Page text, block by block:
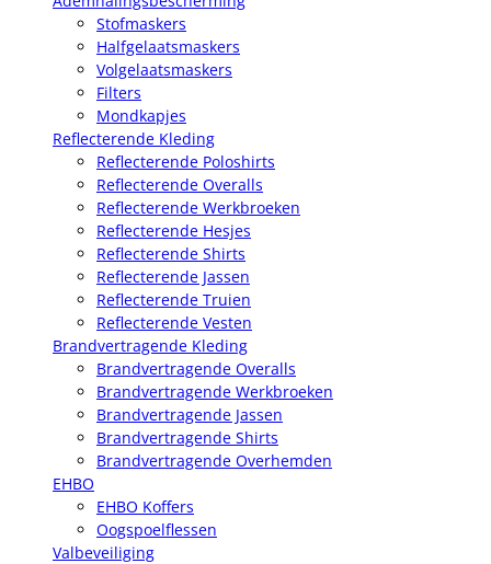
Stofmaskers
Halfgelaatsmaskers
Volgelaatsmaskers
Filters
Mondkapjes
Reflecterende Kleding
Reflecterende Poloshirts
Reflecterende Overalls
Reflecterende Werkbroeken
Reflecterende Hesjes
Reflecterende Shirts
Reflecterende Jassen
Reflecterende Truien
Reflecterende Vesten
Brandvertragende Kleding
Brandvertragende Overalls
Brandvertragende Werkbroeken
Brandvertragende Jassen
Brandvertragende Shirts
Brandvertragende Overhemden
EHBO
EHBO Koffers
Oogspoelflessen
Valbeveiliging